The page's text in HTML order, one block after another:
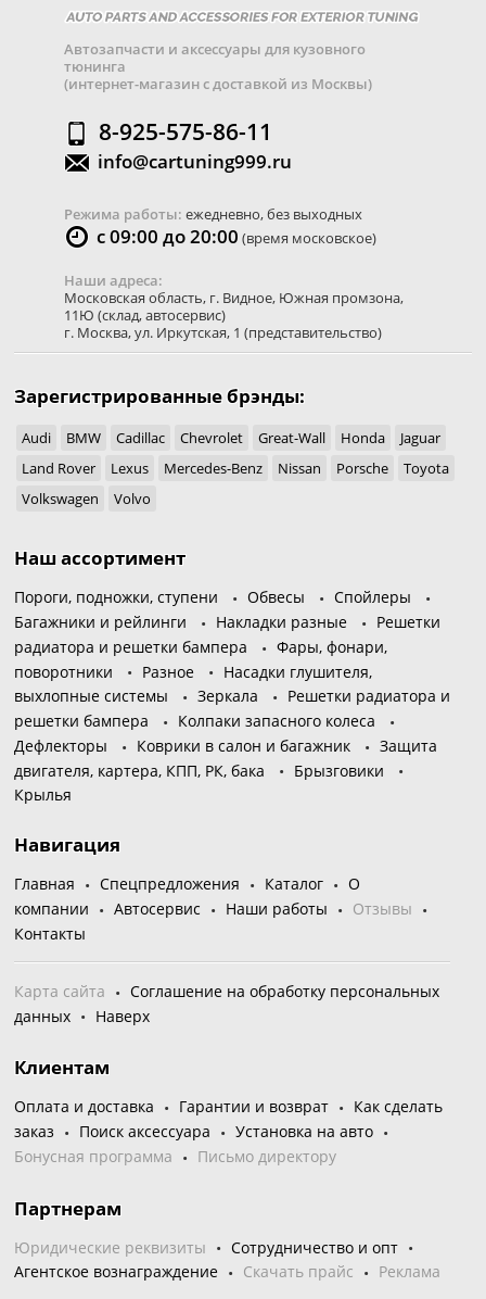
Автозапчасти и аксессуары для кузовного
тюнинга
(интернет-магазин с доставкой из Москвы)
8-925-575-86-11
info@cartuning999.ru
Режима работы: ежедневно, без выходных
с 09:00 до 20:00 (время московское)
Наши адреса:
Московская область, г. Видное, Южная промзона,
11Ю (склад, автосервис)
г. Москва,ул. Иркутская, 1 (представительство)
Зарегистрированные брэнды:
Audi BMW Cadillac Chevrolet Great-Wall Honda
Jaguar
Land Rover
Lexus Mercedes-Benz Nissan Porsche
Toyota
Volkswagen
Volvo
Наш ассортимент
Пороги, подножки, ступени Обвесы
Спойлеры
Багажники и рейлинги
Накладки разные
Решетки
радиатора и решетки бампера
Фары, фонари,
поворотники
Разное
Насадки глушителя,
выхлопные системы
Зеркала
Решетки радиатора и
решетки бампера
Колпаки запасного колеса
Дефлекторы
Коврики в салон и багажник
Защита
двигателя, картера, КПП, РК, бака
Брызговики
Крылья
Навигация
Главная Спецпредложения Каталог
О
компании
Автосервис Наши работы
Отзывы
Контакты
Карта сайта
Соглашение на обработку персональных
данных
Наверх
Клиентам
Оплата и доставка Гарантии и возврат
Как сделать
заказ
Поиск аксессуара
Установка на авто
Бонусная программа
Письмо директору
Партнерам
Юридические реквизиты
Сотрудничество и опт
Агентское вознаграждение
Скачать прайс Реклама